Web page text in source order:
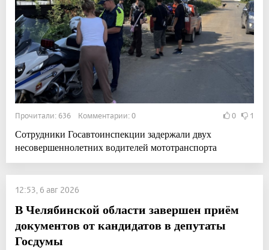
Прочитали: 636 Комментарии: 0 0 1
Сотрудники Госавтоинспекции задержали двух
несовершеннолетних водителей мототранспорта
12:53, 6 авг 2026
В Челябинской области завершен приём
документов от кандидатов в депутаты
Госдумы